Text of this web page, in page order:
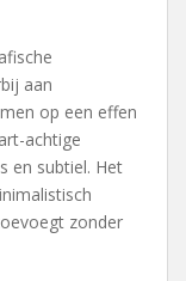
aan
op een effen
achtige
en subtiel. Het
zonder